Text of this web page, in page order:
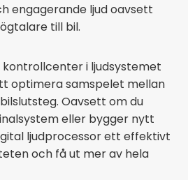
engagerande ljud oavsett
till bil.
kontrollcenter i ljudsystemet
optimera samspelet mellan
Oavsett om du
eller bygger nytt
ljudprocessor ett effektivt
och få ut mer av hela